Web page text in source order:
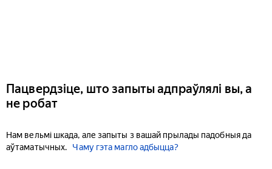
Пацвердзіце, што запыты адпраўлялі вы, а
не робат
Нам вельмі шкада, але запыты з вашай прылады падобныя да
аўтаматычных.
Чаму гэта магло адбыцца?